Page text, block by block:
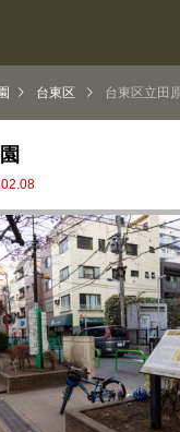
台東区 台東区立田